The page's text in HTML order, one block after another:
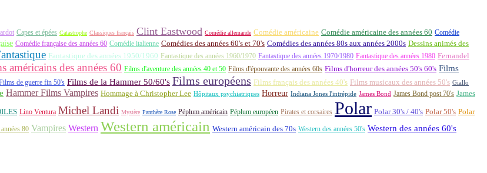
Capes et épées Catastrophe Classiques français Clint Eastwood Comédie allemande Comédie américaine Comédie américaine des années 60 Comédie
Comédie française des années 60 Comédie italienne Comédies des années 60's et 70's Comédies des années 80s aux années 2000s Dessins animés des
Fantastique des années 1950/1960 Fantastique des années 1960/1970 Fantastique des années 1970/1980 Fantastique des années 1980 Fernandel
américains des années 60 Films d'aventure des années 40 et 50 Films d'épouvante des années 60s Films d'horreur des années 50's 60's Films
de guerre fin 50's Films de la Hammer 50/60's Films européens Films français des années 40's Films musicaux des années 50's Giallo
Hammer Films Vampires Hommage à Christopher Lee Hôpitaux psychiatriques Horreur Indiana Jones l'intrépide James Bond James Bond post 70's James
Lino Ventura Michel Landi Mystère Panthère Rose Péplum américain Péplum européen Pirates et corsaires Polar Polar 30's / 40's Polar 50's Polar
80 Vampires Western Western américain Western américain des 70s Western des années 50's Western des années 60's